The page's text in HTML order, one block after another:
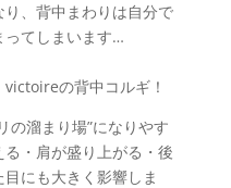
、背中まわりは自分で
ってしまいます…
の背中コルギ！
の溜まり場”になりやす
・肩が盛り上がる・後
にも大きく影響しま